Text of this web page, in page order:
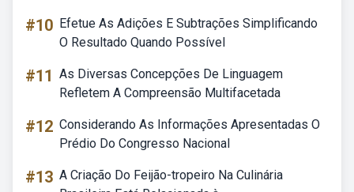
#10 Efetue As Adições E Subtrações Simplificando
O Resultado Quando Possível
#11 As Diversas Concepções De Linguagem
Refletem A Compreensão Multifacetada
#12 Considerando As Informações Apresentadas O
Prédio Do Congresso Nacional
#13 A Criação Do Feijão-tropeiro Na Culinária